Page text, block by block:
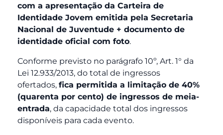
com a apresentação da Carteira de
Identidade Jovem emitida pela Secretaria
Nacional de Juventude + documento de
identidade oficial com foto.
Conforme previsto no parágrafo 10º, Art. 1° da
Lei 12.933/2013, do total de ingressos
ofertados, fica permitida a limitação de 40%
(quarenta por cento) de ingressos de meia-
entrada, da capacidade total dos ingressos
disponíveis para cada evento.